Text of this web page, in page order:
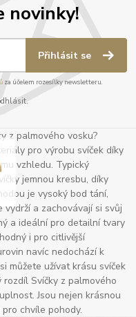
novinky!
Přihlásit se
za účelem rozesílky newsletteru.
z palmového vosku?
pro výrobu svíček díky
vzhledu. Typický
jemnou kresbu, díky
je vysoký bod tání,
vydrží a zachovávají si svůj
a ideální pro detailní tvary
i pro citlivější
navíc nedochází k
můžete užívat krásu svíček
Svíčky z palmového
Jsou nejen krásnou
chvíle pohody.